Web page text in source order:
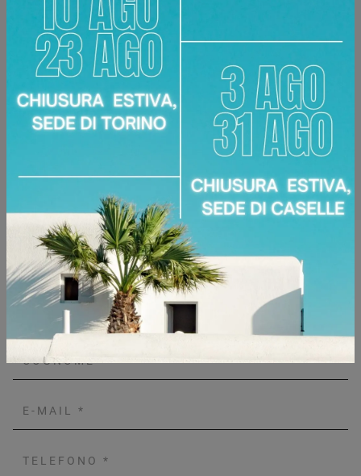
massima tranquillità e la longevità del tuo
investimento nel tempo. La cura del cliente è al
centro del nostro servizio.
Marca:
Target Point
Dimensioni:160 cm (lunghezza iniziale)
Disponibile presso:
Corso Racconigi, 134
Torino
Ciriè, Collegno, Moncalieri, Settimo Torinese...
Richiedi Maggiori Informazioni